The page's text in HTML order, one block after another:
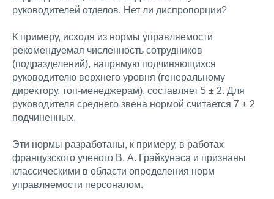
руководителей отделов. Нет ли диспропорции?
К примеру, исходя из нормы управляемости
рекомендуемая численность сотрудников
(подразделений), напрямую подчиняющихся
руководителю верхнего уровня (генеральному
директору, топ-менеджерам), составляет 5 ± 2. Для
руководителя среднего звена нормой считается 7 ± 2
подчиненных.
Эти нормы разработаны, к примеру, в работах
французского ученого В. А. Грайкунаса и признаны
классическими в области определения норм
управляемости персоналом.